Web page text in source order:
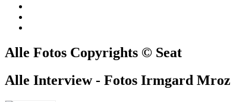
Alle Fotos Copyrights © Seat
Alle Interview - Fotos Irmgard Mroz